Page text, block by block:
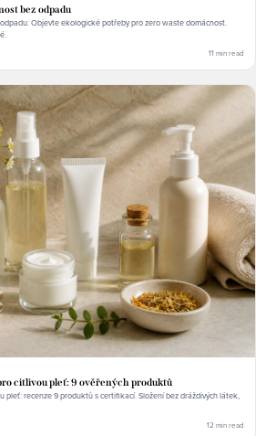
bez odpadu
Objevte ekologické potřeby pro zero waste domácnost.
11 min read
citlivou pleť: 9 ověřených produktů
pleť: recenze 9 produktů s certifikací. Složení bez dráždivých látek,
12 min read